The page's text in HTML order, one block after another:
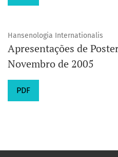
Hansenologia Internationalis
Apresentações de
Novembro de 2005
PDF